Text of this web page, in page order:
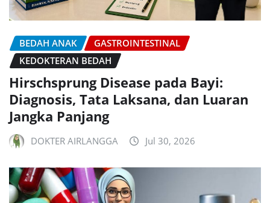
BEDAH ANAK
GASTROINTESTINAL
KEDOKTERAN BEDAH
Hirschsprung Disease pada Bayi:
Diagnosis, Tata Laksana, dan Luaran
Jangka Panjang
DOKTER AIRLANGGA Jul 30, 2026